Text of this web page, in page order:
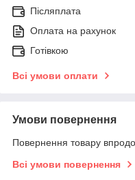
Післяплата
Оплата на рахунок
Готівкою
Всі умови оплати
Умови повернення
Повернення товару
Всі умови повернення